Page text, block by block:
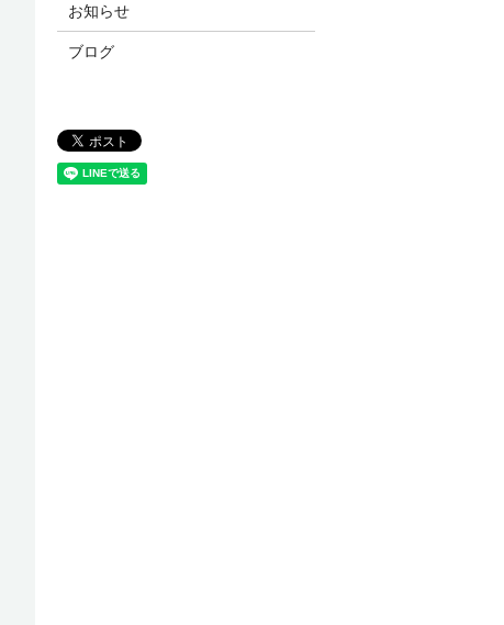
お知らせ
ブログ